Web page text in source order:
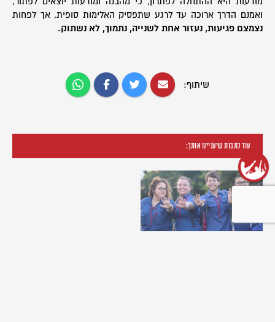
מודעות היא ההתחלה לפתרון, כי מהבנה ומודעות יוצאים לפתור,
ואמנם הדרך ארוכה עד לרגע שתפסיק האלימות סופית, אך לפחות
נצמצם פגיעות, נעזור אחת לשנייה, נתמוך, לא נשתוק.
שיתוף:
עוד כתבות שיעניינו אותך: